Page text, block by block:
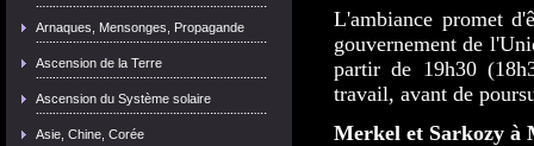
Arnaques, Mensonges, Propagande
Ascension de la Terre
Ascension du Système solaire
Asie, Chine, Corée
L'ambiance promet
gouvernement de
partir de 19h30
travail, avant de
Merkel et Sarkozy à